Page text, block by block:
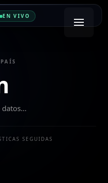
EN VIVO
datos…
SEGUIDAS